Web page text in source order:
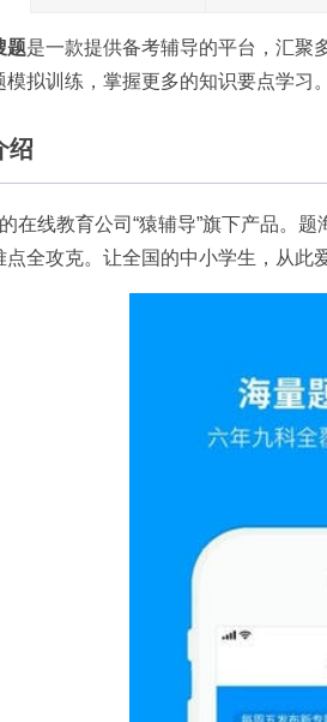
题是一款提供备考辅导的平台，汇聚
拟训练，掌握更多的知识要点学习。
绍
在线教育公司“猿辅导”旗下产品。
全攻克。让全国的中小学生，从此